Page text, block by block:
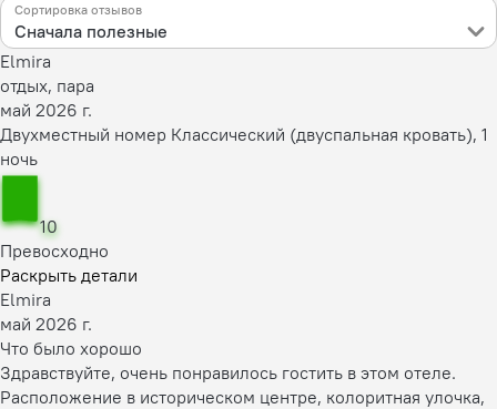
Сортировка отзывов
Сначала полезные
Elmira
отдых, пара
май 2026 г.
Двухместный номер Классический (двуспальная кровать), 1
ночь
10
Превосходно
Раскрыть детали
Elmira
май 2026 г.
Что было хорошо
Здравствуйте, очень понравилось гостить в этом отеле.
Расположение в историческом центре, колоритная улочка,